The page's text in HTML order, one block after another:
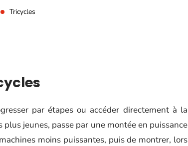
Tricycles
par étapes ou accéder directement à la
jeunes, passe par une montée en puissance
moins puissantes, puis de montrer, lors